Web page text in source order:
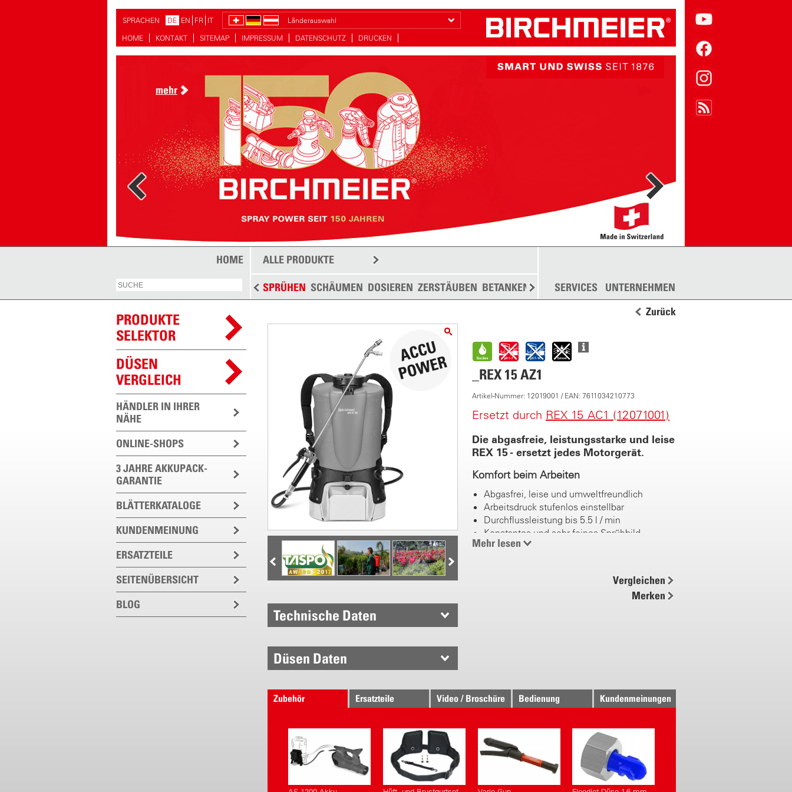
SPRACHEN DE EN FR IT
Länderauswahl
HOME
KONTAKT SITEMAP IMPRESSUM DATENSCHUTZ DRUCKEN
mehr
mehr
HOME ALLE PRODUKTE
SPRÜHEN SCHÄUMEN DOSIEREN ZERSTÄUBEN BETANKEN STREUEN WEITERE
SERVICES UNTERNEHMEN
PRODUKTE
SELEKTOR
DÜSEN
VERGLEICH
HÄNDLER IN IHRER
NÄHE
ONLINE-SHOPS
3 JAHRE AKKUPACK-
GARANTIE
BLÄTTERKATALOGE
KUNDENMEINUNG
ERSATZTEILE
SEITENÜBERSICHT
BLOG
Zurück
_REX 15 AZ1
Artikel-Nummer: 12019001 / EAN: 7611034210773
Ersetzt durch REX 15 AC1 (12071001)
Die abgasfreie, leistungsstarke und leise
REX 15 - ersetzt jedes Motorgerät.
Komfort beim Arbeiten
Abgasfrei, leise und umweltfreundlich
Arbeitsdruck stufenlos einstellbar
Durchflussleistung bis 5.5 l / min
Konstantes und sehr feines Sprühbild
2 Hochleistungs Duro-Nebeldüsen
Einfacher Zugang zum Ansaugfilter
Keine Benzinlagerung mehr notwendig
Energieeffizient
Schutzprogramm für Pumpe und Akku
Leistungsstarker Akku
Li-Ion mit 220 Wh Akku-Kapazität
Über 2 Stunden Sprühzeit bei 10 bar
360 Liter Ausbringmenge bei 10 bar
Mehr lesen
Vergleichen
Merken
Technische Daten
Düsen Daten
Zubehör Ersatzteile Video / Broschüre Bedienung Kundenmeinungen